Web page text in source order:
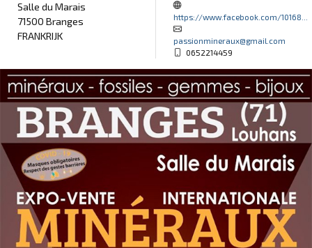
Salle du Marais
71500 Branges
FRANKRIJK
https://www.facebook.com/10168...
passionmineraux@gmail.com
0652214459